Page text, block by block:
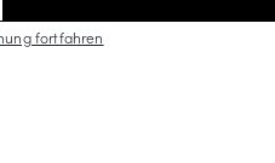
fortfahren